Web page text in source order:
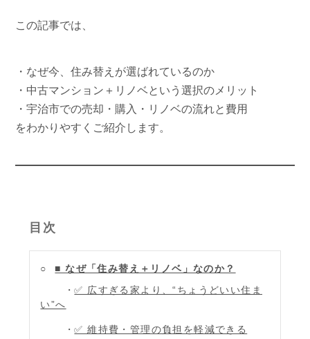
この記事では、
・なぜ今、住み替えが選ばれているのか
・中古マンション＋リノベという選択のメリット
・宇治市での売却・購入・リノベの流れと費用
をわかりやすくご紹介します。
目次
■ なぜ「住み替え＋リノベ」なのか？
✅ 広すぎる家より、“ちょうどいい住ま
い”へ
✅ 維持費・管理の負担を軽減できる